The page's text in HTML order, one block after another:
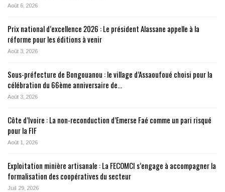
Août 6, 2026
Prix national d’excellence 2026 : Le président Alassane appelle à la
réforme pour les éditions à venir
Août 3, 2026
Sous-préfecture de Bongouanou : le village d’Assaoufoué choisi pour la
célébration du 66ème anniversaire de…
Août 3, 2026
Côte d’Ivoire : La non-reconduction d’Emerse Faé comme un pari risqué
pour la FIF
Août 1, 2026
Exploitation minière artisanale : La FECOMCI s’engage à accompagner la
formalisation des coopératives du secteur
Juil 29, 2026